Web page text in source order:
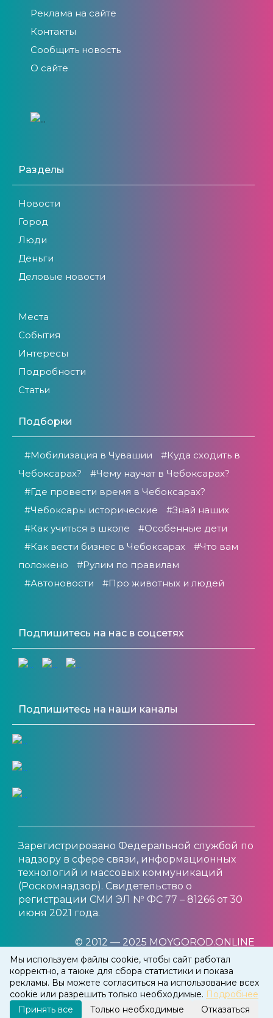
Мы используем файлы cookie, чтобы сайт работал
корректно, а также для сбора статистики и показа
рекламы. Вы можете согласиться на использование всех
cookie или разрешить только необходимые. Подробнее
Принять все
Только необходимые Отказаться
Реклама на сайте
Контакты
Сообщить новость
О сайте
Разделы
Новости
Город
Люди
Деньги
Деловые новости
Места
События
Интересы
Подробности
Статьи
Подборки
#Мобилизация в Чувашии
#Куда сходить в
Чебоксарах?
#Чему научат в Чебоксарах?
#Где провести время в Чебоксарах?
#Чебоксары исторические
#Знай наших
#Как учиться в школе
#Особенные дети
#Как вести бизнес в Чебоксарах
#Что вам
положено
#Рулим по правилам
#Автоновости
#Про животных и людей
Подпишитесь на нас в соцсетях
Подпишитесь на наши каналы
Зарегистрировано Федеральной службой по
надзору в сфере связи, информационных
технологий и массовых коммуникаций
(Роскомнадзор). Свидетельство о
регистрации СМИ ЭЛ № ФС 77 – 81266 от 30
июня 2021 года.
© 2012 — 2025 MOYGOROD.ONLINE